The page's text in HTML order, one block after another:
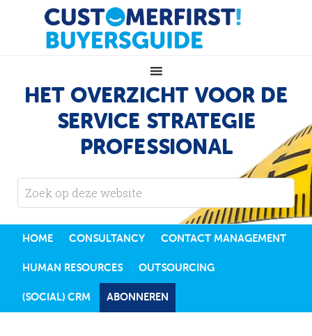
HET OVERZICHT VOOR DE
SERVICE STRATEGIE
PROFESSIONAL
HOME CONSULTANCY CONTACT MANAGEMENT
HUMAN RESOURCES OUTSOURCING
(SOCIAL) CRM ABONNEREN